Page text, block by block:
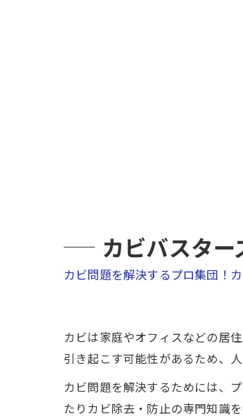
カビバスター
カビ問題を解決するプロ集団！
カビは家庭やオフィスなどの居
引き起こす可能性があるため、
カビ問題を解決するためには、
たりカビ除去・防止の専門知識